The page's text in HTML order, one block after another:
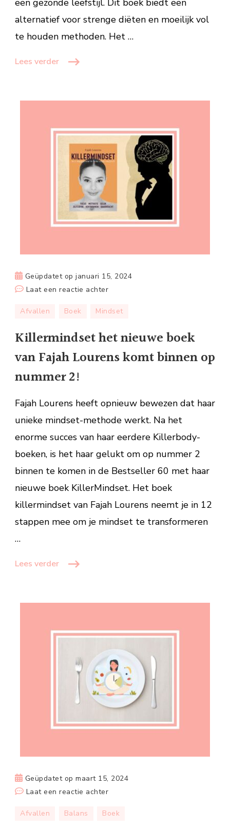
een gezonde leefstijl. Dit boek biedt een
alternatief voor strenge diëten en moeilijk vol
te houden methoden. Het …
Lees verder
Geüpdatet opjanuari 15, 2024
Laat een reactie achterop
het
boek
van
binnen
op
nummer
2!
Afvallen Boek Mindset
Killermindset het nieuwe boek
van Fajah Lourens komt binnen op
nummer 2!
Fajah Lourens heeft opnieuw bewezen dat haar
unieke mindset-methode werkt. Na het
enorme succes van haar eerdere Killerbody-
boeken, is het haar gelukt om op nummer 2
binnen te komen in de Bestseller 60 met haar
nieuwe boek KillerMindset. Het boek
killermindset van Fajah Lourens neemt je in 12
stappen mee om je mindset te transformeren
…
Lees verder
Geüpdatet opmaart 15, 2024
Laat een reactie achterop
is
Afvallen Balans Boek